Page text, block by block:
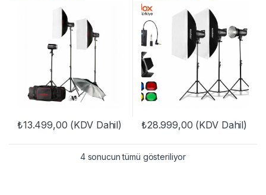
₺13.499,00 (KDV Dahil) ₺28.999,00 (KDV Dahil)
4 sonucun tümü gösteriliyor